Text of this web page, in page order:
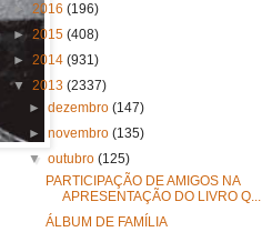
► 2016 (196)
► 2015 (408)
► 2014 (931)
▼ 2013 (2337)
►dezembro(147)
►novembro(135)
▼outubro(125)
PARTICIPAÇÃO DE AMIGOS NA
APRESENTAÇÃO DO LIVRO Q...
ÁLBUM DE FAMÍLIA